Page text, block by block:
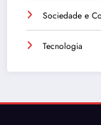
Sociedade e
Tecnologia